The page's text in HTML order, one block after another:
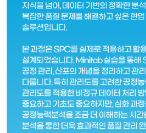
지식을 넘어, 데이터 기반의 정확한 분
복잡한 품질 문제를 해결하고 싶은 현
솔루션입니다.
본 과정은 SPC를 실제로 적용하고 활
설계되었습니다. Minitab 실습을 통해
공정 관리, 산포의 개념을 정리하고 관
다룹니다. 특히 관리도를 고려한 공정
관리도를 적용한 비정규 데이터 처리
중요하고 기초도 중요하지만, 심화 과
공정능력분석을 조금 더 이해하는 시간
분석을 통한 더욱 효과적인 품질 관리